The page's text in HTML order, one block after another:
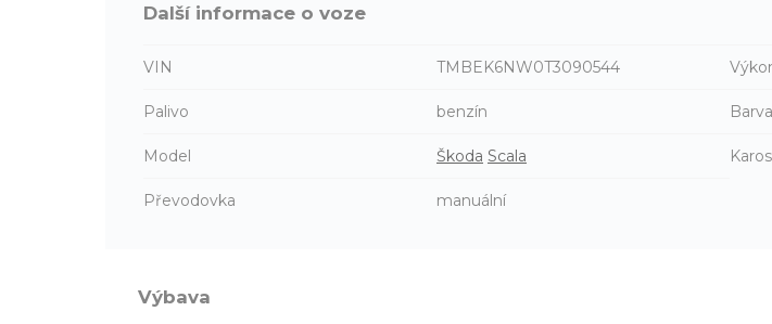
Další informace o voze
VIN TMBEK6NW0T3090544
Palivo benzín Barva
Model Škoda Scala
Převodovka manuální
Výbava